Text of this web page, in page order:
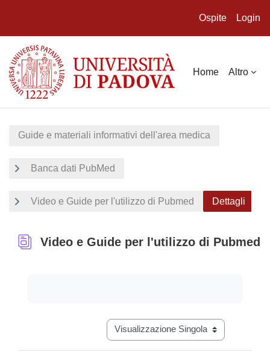
Ospite Login
Home Altro
Guide e materiali informativi dell'area medica
Banca dati PubMed
Video e Guide per l'utilizzo di Pubmed Dettagli
Video e Guide per l'utilizzo di Pubmed
Navigazione terziaria modalità